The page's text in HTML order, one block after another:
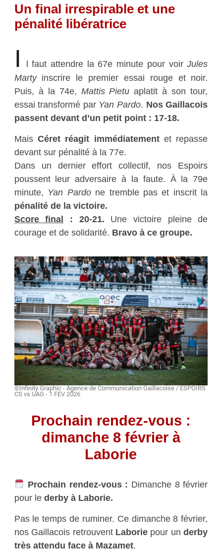
Un final irrespirable et une
pénalité libératrice
I l faut attendre la 67e minute pour voirJules
Martyinscrire le premier essai rouge et noir.
Puis, à la 74e, Mattis Pietu aplatit à son tour,
essai transformé par Yan Pardo. Nos Gaillacois
passent devant d’un petit point : 17-18.
Mais Céret réagit immédiatementet repasse
devant sur pénalité à la 77e.
Dans un dernier effort collectif, nos Espoirs
poussent leur adversaire à la faute. À la 79e
minute, Yan Pardone tremble pas et inscrit la
pénalité de la victoire.
Score final : 20-21. Une victoire pleine de
courage et de solidarité. Bravo à ce groupe.
©Infinity Graphic - Agence de Communication Gaillacoise / ESPOIRS
CS vs UAG - 1 FEV 2026
Prochain rendez-vous :
dimanche 8 février à
Laborie
Prochain rendez-vous : Dimanche 8 février
pour le derby à Laborie.
Pas le temps de ruminer. Ce dimanche 8 février,
nos Gaillacois retrouvent Laboriepour underby
très attendu face à Mazamet.